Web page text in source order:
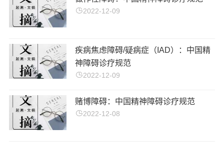
2022-12-09
疾病焦虑障碍/疑病症（IAD）：中国精
神障碍诊疗规范
2022-12-09
赌博障碍：中国精神障碍诊疗规范
2022-12-08